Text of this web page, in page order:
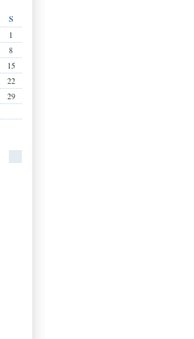
S
1
8
15
22
29